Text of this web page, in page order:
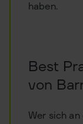
haben.
Best
von
Wer sich